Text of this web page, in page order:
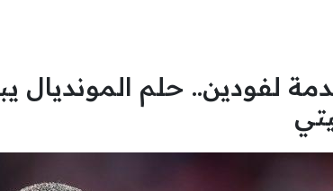
لفودين.. حلم المونديال